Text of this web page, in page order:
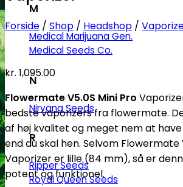
M
Medical Marijuana Gen.
Medical Seeds Co.
N
Nirvana Seeds
R
Ripper Seeds
Royal Queen Seeds
Forside / Shop / Headshop /
kr. 1,095.00
Flowermate V5.0S Mini Pro
bedste vaporizers fra flowermate.
af høj kvalitet og meget nem at
end du skal hen. Selvom Flowermate
Vaporizer er lille (84 mm), så er
potent og funktionel.